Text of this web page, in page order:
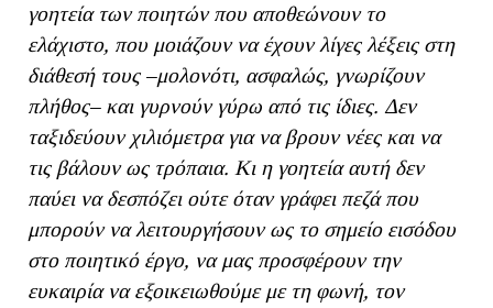
γοητεία των ποιητών που αποθεώνουν το
ελάχιστο, που μοιάζουν να έχουν λίγες λέξεις στη
διάθεσή τους –μολονότι, ασφαλώς, γνωρίζουν
πλήθος– και γυρνούν γύρω από τις ίδιες. Δεν
ταξιδεύουν χιλιόμετρα για να βρουν νέες και να
τις βάλουν ως τρόπαια. Κι η γοητεία αυτή δεν
παύει να δεσπόζει ούτε όταν γράφει πεζά που
μπορούν να λειτουργήσουν ως το σημείο εισόδου
στο ποιητικό έργο, να μας προσφέρουν την
ευκαιρία να εξοικειωθούμε με τη φωνή, τον